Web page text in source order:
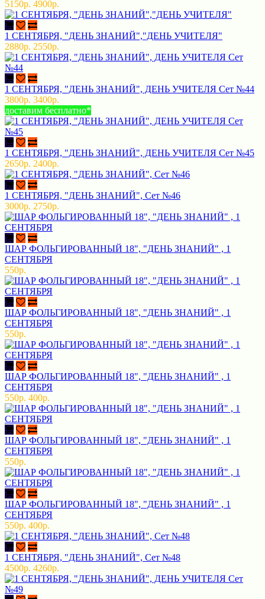
5150р. 4900р.
1 СЕНТЯБРЯ, "ДЕНЬ ЗНАНИЙ","ДЕНЬ УЧИТЕЛЯ"
2880р. 2550р.
1 СЕНТЯБРЯ, "ДЕНЬ ЗНАНИЙ", ДЕНЬ УЧИТЕЛЯ Сет №44
3800р. 3400р.
доставим бесплатно*
1 СЕНТЯБРЯ, "ДЕНЬ ЗНАНИЙ", ДЕНЬ УЧИТЕЛЯ Сет №45
2650р. 2400р.
1 СЕНТЯБРЯ, "ДЕНЬ ЗНАНИЙ", Сет №46
3000р. 2750р.
ШАР ФОЛЬГИРОВАННЫЙ 18", "ДЕНЬ ЗНАНИЙ" , 1
СЕНТЯБРЯ
550р.
ШАР ФОЛЬГИРОВАННЫЙ 18", "ДЕНЬ ЗНАНИЙ" , 1
СЕНТЯБРЯ
550р.
ШАР ФОЛЬГИРОВАННЫЙ 18", "ДЕНЬ ЗНАНИЙ" , 1
СЕНТЯБРЯ
550р. 400р.
ШАР ФОЛЬГИРОВАННЫЙ 18", "ДЕНЬ ЗНАНИЙ" , 1
СЕНТЯБРЯ
550р.
ШАР ФОЛЬГИРОВАННЫЙ 18", "ДЕНЬ ЗНАНИЙ" , 1
СЕНТЯБРЯ
550р. 400р.
1 СЕНТЯБРЯ, "ДЕНЬ ЗНАНИЙ", Сет №48
4500р. 4260р.